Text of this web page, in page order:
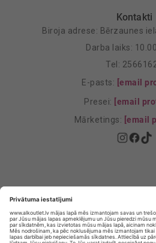
Kontakti
Biroja adrese: Bērzaunes
Darba laiks:
Tel:
E-pasts: [email
Presei: [email
Mārketings: [email
Privātuma
E-veikala